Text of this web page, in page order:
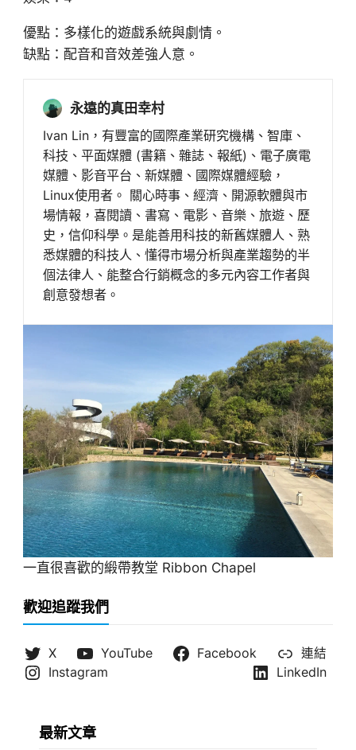
優點：多樣化的遊戲系統與劇情。
缺點：配音和音效差強人意。
永遠的真田幸村
Ivan Lin，有豐富的國際產業研究機構、智庫、
科技、平面媒體 (書籍、雜誌、報紙)、電子廣電
媒體、影音平台、新媒體、國際媒體經驗，
Linux使用者。 關心時事、經濟、開源軟體與市
場情報，喜閱讀、書寫、電影、音樂、旅遊、歷
史，信仰科學。是能善用科技的新舊媒體人、熟
悉媒體的科技人、懂得市場分析與產業趨勢的半
個法律人、能整合行銷概念的多元內容工作者與
創意發想者。
一直很喜歡的緞帶教堂 Ribbon Chapel
歡迎追蹤我們
X YouTube Facebook
連結
Instagram
LinkedIn
最新文章